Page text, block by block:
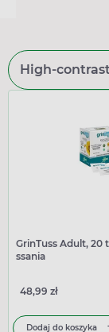
High-
GrinTuss Adult, 20
ssania
48,99 zł
Dodaj do koszyka